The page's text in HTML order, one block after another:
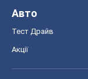
Авто
Тест Драйв
Акції